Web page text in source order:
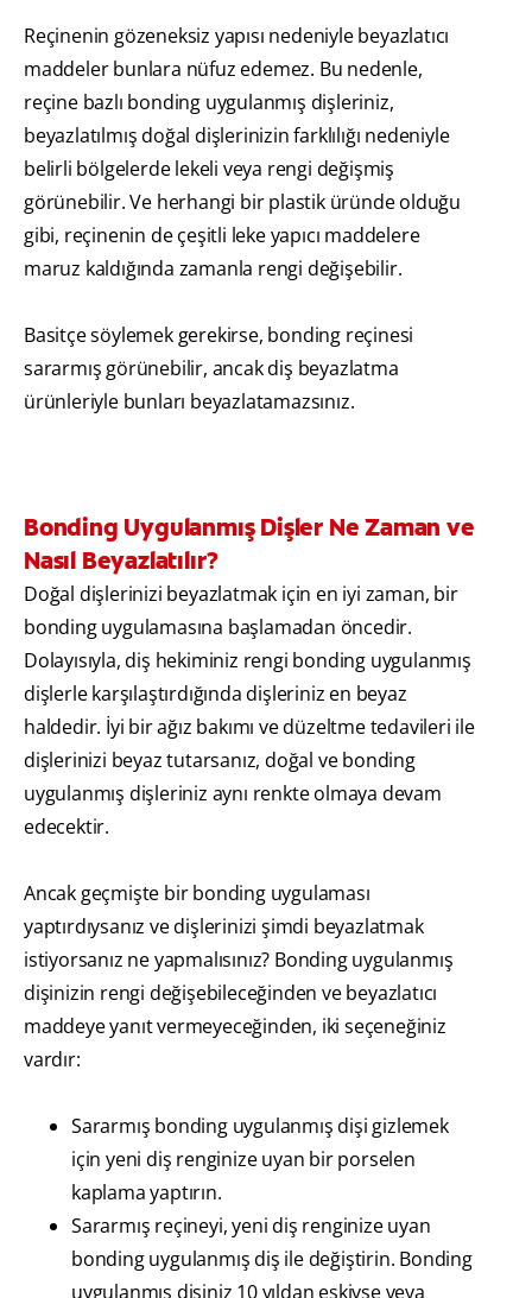
Reçinenin gözeneksiz yapısı nedeniyle beyazlatıcı
maddeler bunlara nüfuz edemez. Bu nedenle,
reçine bazlı bonding uygulanmış dişleriniz,
beyazlatılmış doğal dişlerinizin farklılığı nedeniyle
belirli bölgelerde lekeli veya rengi değişmiş
görünebilir. Ve herhangi bir plastik üründe olduğu
gibi, reçinenin de çeşitli leke yapıcı maddelere
maruz kaldığında zamanla rengi değişebilir.
Basitçe söylemek gerekirse, bonding reçinesi
sararmış görünebilir, ancak diş beyazlatma
ürünleriyle bunları beyazlatamazsınız.
Bonding Uygulanmış Dişler Ne Zaman ve
Nasıl Beyazlatılır?
Doğal dişlerinizi beyazlatmak için en iyi zaman, bir
bonding uygulamasına başlamadan öncedir.
Dolayısıyla, diş hekiminiz rengi bonding uygulanmış
dişlerle karşılaştırdığında dişleriniz en beyaz
haldedir. İyi bir ağız bakımı ve düzeltme tedavileri ile
dişlerinizi beyaz tutarsanız, doğal ve bonding
uygulanmış dişleriniz aynı renkte olmaya devam
edecektir.
Ancak geçmişte bir bonding uygulaması
yaptırdıysanız ve dişlerinizi şimdi beyazlatmak
istiyorsanız ne yapmalısınız? Bonding uygulanmış
dişinizin rengi değişebileceğinden ve beyazlatıcı
maddeye yanıt vermeyeceğinden, iki seçeneğiniz
vardır:
Sararmış bonding uygulanmış dişi gizlemek
için yeni diş renginize uyan bir porselen
kaplama yaptırın.
Sararmış reçineyi, yeni diş renginize uyan
bonding uygulanmış diş ile değiştirin. Bonding
uygulanmış dişiniz 10 yıldan eskiyse veya